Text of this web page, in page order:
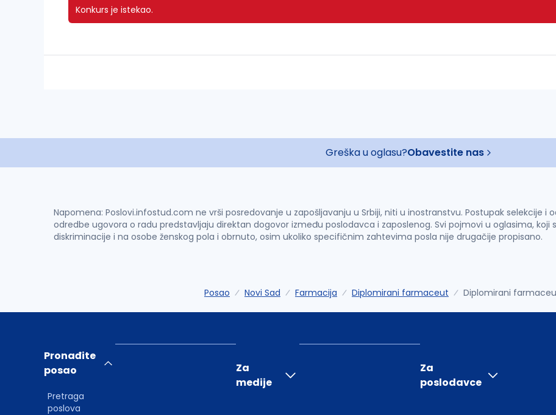
Konkurs je istekao.
Greška u oglasu?Obavestite nas
Napomena: Poslovi.infostud.com ne vrši posredovanje u zapošljavanju u Srbiji, niti u inostranstvu. Postupak selekcije i
odredbe ugovora o radu predstavljaju direktan dogovor između poslodavca i zaposlenog. Svi pojmovi u oglasima,
diskriminacije i na osobe ženskog pola i obrnuto, osim ukoliko specifičnim zahtevima posla nije drugačije propisano.
Posao Novi Sad Farmacija Diplomirani farmaceut Diplomirani
Pronađite
posao
Pretraga
poslova
Za
medije
Za
poslodavce